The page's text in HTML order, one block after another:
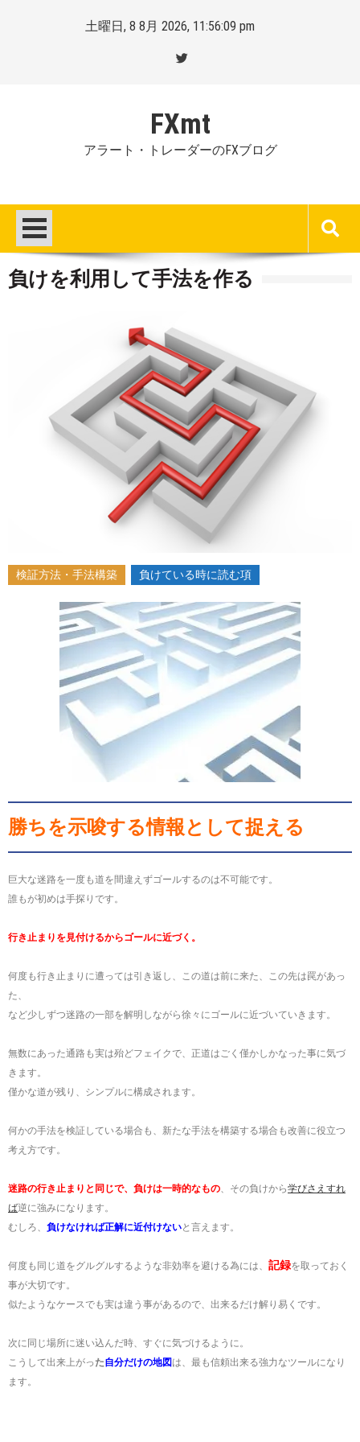
土曜日, 8 8月 2026, 11:56:10 pm
FXmt
アラート・トレーダーのFXブログ
負けを利用して手法を作る
検証方法・手法構築 負けている時に読む項
勝ちを示唆する情報として捉える
巨大な迷路を一度も道を間違えずゴールするのは不可能です。
誰もが初めは手探りです。
行き止まりを見付けるからゴールに近づく。
何度も行き止まりに遭っては引き返し、この道は前に来た、この先は罠があっ
た、
など少しずつ迷路の一部を解明しながら徐々にゴールに近づいていきます。
無数にあった通路も実は殆どフェイクで、正道はごく僅かしかなった事に気づ
きます。
僅かな道が残り、シンプルに構成されます。
何かの手法を検証している場合も、新たな手法を構築する場合も改善に役立つ
考え方です。
迷路の行き止まりと同じで、負けは一時的なもの 、その負けから学びさえすれ
ば逆に強みになります。
むしろ、 負けなければ正解に近付けないと言えます。
何度も同じ道をグルグルするような非効率を避ける為には、 記録を取っておく
事が大切です。
似たようなケースでも実は違う事があるので、出来るだけ解り易くです。
次に同じ場所に迷い込んだ時、すぐに気づけるように。
こうして出来上がっ た自分だけの地図は、最も信頼出来る強力なツールになり
ます。